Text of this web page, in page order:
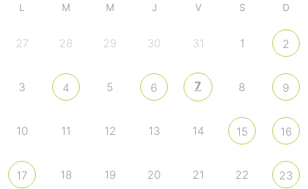
L M M J V S D
27 28 29 30 31 1 2
3 4 5 6 7 8 9
10 11 12 13 14 15 16
17 18 19 20 21 22 23